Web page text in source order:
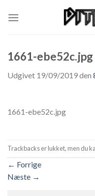
1661-ebe52c.jpg
Udgivet 19/09/2019den
1661-ebe52c.jpg
Trackbacks er lukket, men du
← Forrige
Næste →